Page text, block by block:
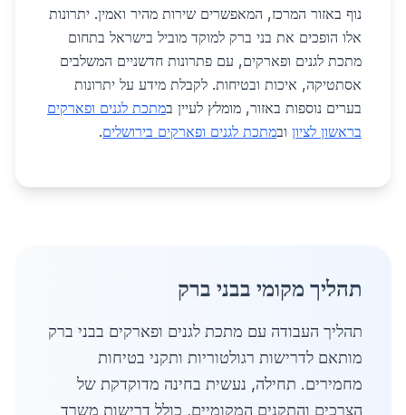
נוף באזור המרכז, המאפשרים שירות מהיר ואמין. יתרונות
אלו הופכים את בני ברק למוקד מוביל בישראל בתחום
מתכת לגנים ופארקים, עם פתרונות חדשניים המשלבים
אסתטיקה, איכות ובטיחות. לקבלת מידע על יתרונות
בערים נוספות באזור, מומלץ לעיין במתכת לגנים ופארקים
בראשון לציון ובמתכת לגנים ופארקים בירושלים.
תהליך מקומי בבני ברק
תהליך העבודה עם מתכת לגנים ופארקים בבני ברק
מותאם לדרישות רגולטוריות ותקני בטיחות
מחמירים. תחילה, נעשית בחינה מדוקדקת של
הצרכים והתקנים המקומיים, כולל דרישות משרד